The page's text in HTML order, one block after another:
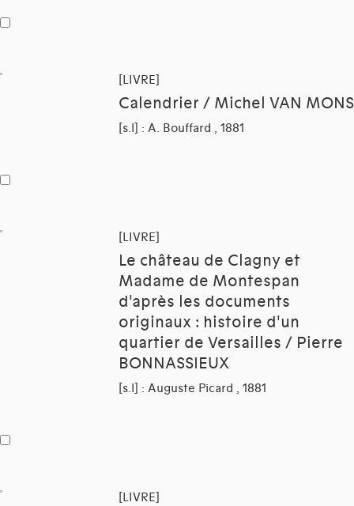
[LIVRE]
Calendrier / Michel VAN MONS
[s.l] : A. Bouffard , 1881
[LIVRE]
Le château de Clagny et
Madame de Montespan
d'après les documents
originaux : histoire d'un
quartier de Versailles / Pierre
BONNASSIEUX
[s.l] : Auguste Picard , 1881
[LIVRE]